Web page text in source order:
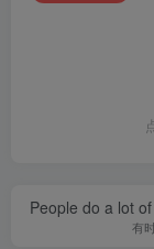
People do a lot
有